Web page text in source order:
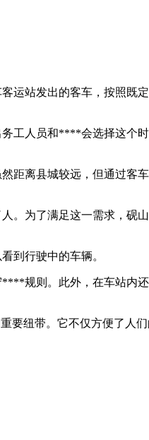
运站发出的客车，按照既
工人员和****会选择这个
距离县城较远，但通过客
为了满足这一需求，砚
到行驶中的车辆。
规则。此外，在车站内
纽带。它不仅方便了人